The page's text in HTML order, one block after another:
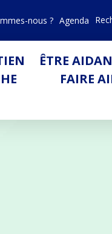
nous ? Agenda
ÊTRE
FAIRE